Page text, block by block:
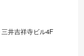
井吉祥寺ビル4F